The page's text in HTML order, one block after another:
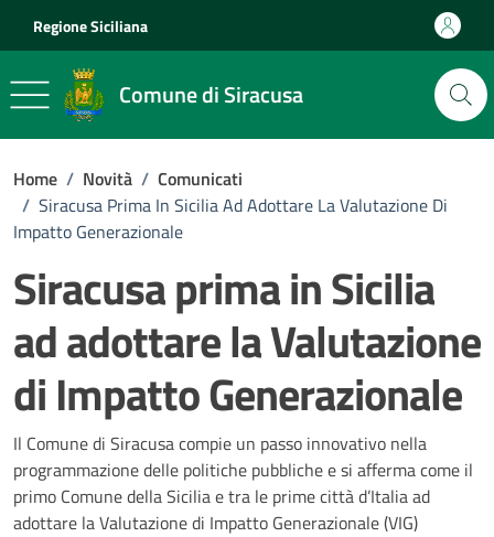
Regione Siciliana
Comune di Siracusa
Home / Novità / Comunicati
/ Siracusa Prima In Sicilia Ad Adottare La Valutazione Di
Impatto Generazionale
Siracusa prima in Sicilia
ad adottare la Valutazione
di Impatto Generazionale
Dettagli della notizia
Il Comune di Siracusa compie un passo innovativo nella
programmazione delle politiche pubbliche e si afferma come il
primo Comune della Sicilia e tra le prime città d’Italia ad
adottare la Valutazione di Impatto Generazionale (VIG)